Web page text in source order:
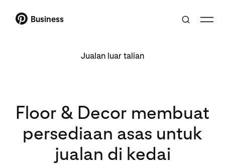
Business
Jualan luar talian
Floor & Decor membuat
persediaan asas untuk
jualan di kedai